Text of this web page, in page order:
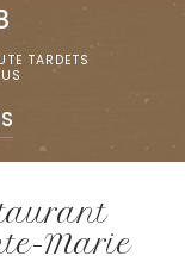
TARDETS
Marie